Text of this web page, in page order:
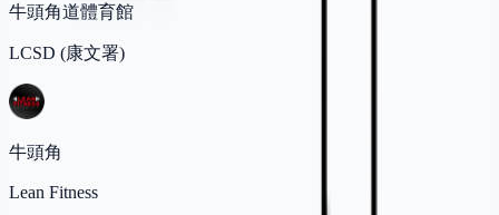
牛頭角道體育館
LCSD (康文署)
牛頭角
Lean Fitness